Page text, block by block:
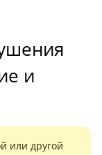
и
или другой